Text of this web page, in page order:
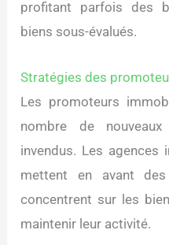
profitant parfois des
biens sous-évalués.
Stratégies des
Les promoteurs
nombre de
invendus. Les agences
mettent en avant
concentrent sur les
maintenir leur activité.